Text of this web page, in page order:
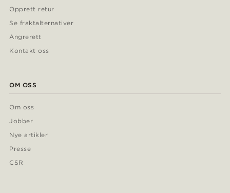
Opprett retur
Se fraktalternativer
Angrerett
Kontakt oss
OM OSS
Om oss
Jobber
Nye artikler
Presse
CSR